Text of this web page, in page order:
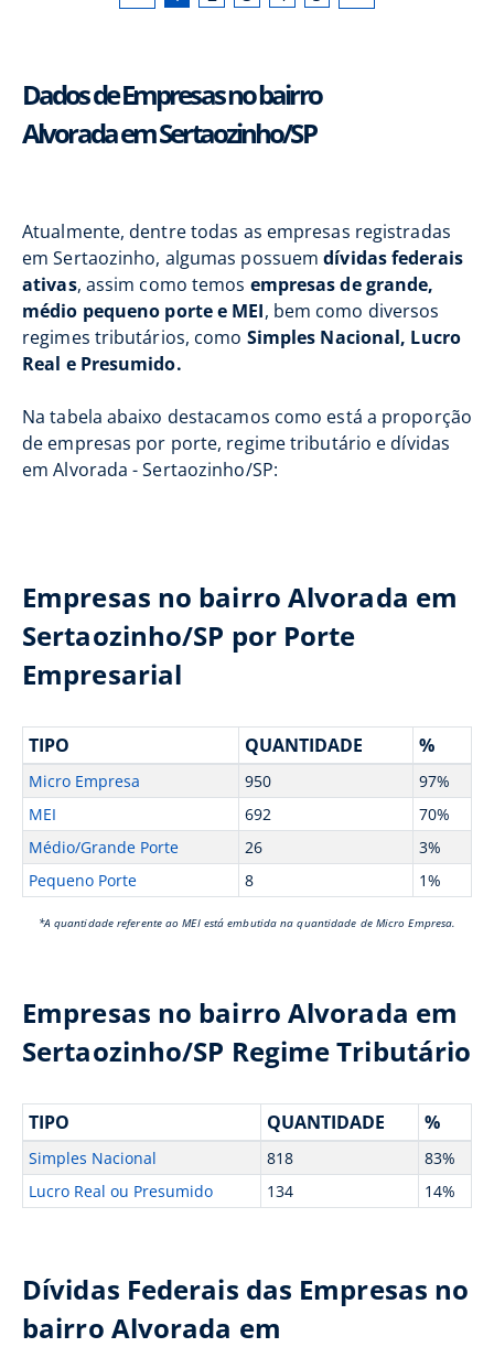
Dados de Empresas no bairro
Alvorada em Sertaozinho/SP
Atualmente, dentre todas as empresas registradas
em Sertaozinho, algumas possuemdívidas federais
ativas, assim como temos empresas de grande,
médio pequeno porte e MEI, bem como diversos
regimes tributários, como Simples Nacional, Lucro
Real e Presumido.
Na tabela abaixo destacamos como está a proporção
de empresas por porte, regime tributário e dívidas
em Alvorada - Sertaozinho/SP:
Empresas no bairro Alvorada em
Sertaozinho/SP por Porte
Empresarial
TIPO QUANTIDADE %
Micro Empresa 950
97%
MEI
692
70%
Médio/Grande Porte
26
3%
Pequeno Porte
8 1%
*A quantidade referente ao MEI está embutida na quantidade de Micro Empresa.
Empresas no bairro Alvorada em
Sertaozinho/SP Regime Tributário
TIPO QUANTIDADE %
Simples Nacional 818
83%
Lucro Real ou Presumido
134 14%
Dívidas Federais das Empresas no
bairro Alvorada em